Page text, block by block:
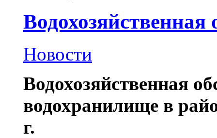
Водохозяйственная
Новости
Водохозяйственная
водохранилище в
г.